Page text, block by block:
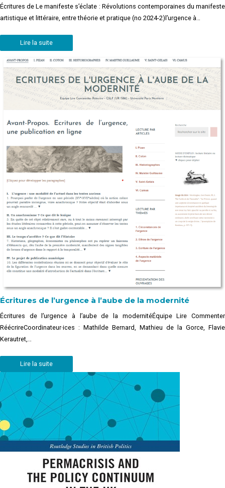
Écritures de Le manifeste s’éclate : Révolutions contemporaines du manifeste
artistique et littéraire, entre théorie et pratique (no 2024-2)l’urgence à…
Lire la suite
Écritures de l’urgence à l’aube de la modernité
Écritures de l’urgence à l’aube de la modernitéÉquipe Lire Commenter
RéécrireCoordinateur·ices : Mathilde Bernard, Mathieu de la Gorce, Flavie
Kerautret,…
Lire la suite